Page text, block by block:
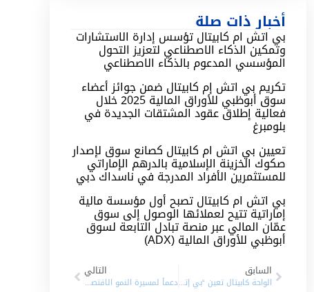
أخبار ذات صلة
بي اتش ام كابيتال تؤسس إدارة الاستشارات
وتمكين الذكاء الاصطناعي لتعزيز التحول
المؤسسي المدعوم بالذكاء الاصطناعي
تكريم بي اتش إم كابيتال ضمن جوائز أعضاء
سوق أبوظبي للأوراق المالية 2025 خلال
فعالية إطلاق عقود المشتقات الجديدة في
بلومبرغ
تعيين بي اتش ام كابيتال كصانع سوق لإصدار
صكوك الخزينة الإسلامية بالدرهم الإماراتي
للمستثمرين الأفراد المدرجة في ناسداك دبي
بي اتش ام كابيتال تصبح أول مؤسسة مالية
إماراتية تتيح لعملائها الوصول إلى سوق
عمّان المالي عبر منصة تبادل التابعة لسوق
أبوظبي للأوراق المالية (ADX)
السابق
الواحة كابيتال تعين “بي إتش إم كابيتال” كموفر سيولة
التالي
دعماً لمسيرة النمو الاقتصادي والاجتماعي بدولة الإمارات “بي اتش ام كابيتال” تساهم في تطوير مهارات وقدرات طلبة جامعة الشارقة في مجال الخدمات المالية و أسواق المال